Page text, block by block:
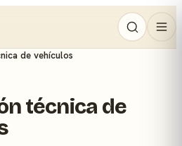
de vehículos
técnica de